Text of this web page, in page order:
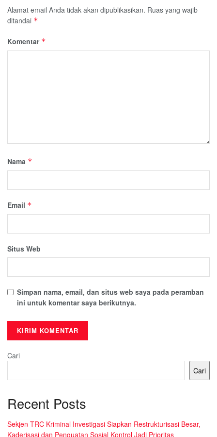
Alamat email Anda tidak akan dipublikasikan. Ruas yang wajib
ditandai *
Komentar *
Nama *
Email *
Situs Web
Simpan nama, email, dan situs web saya pada peramban
ini untuk komentar saya berikutnya.
Cari
Cari
Recent Posts
Sekjen TRC Kriminal Investigasi Siapkan Restrukturisasi Besar,
Kaderisasi dan Penguatan Sosial Kontrol Jadi Prioritas